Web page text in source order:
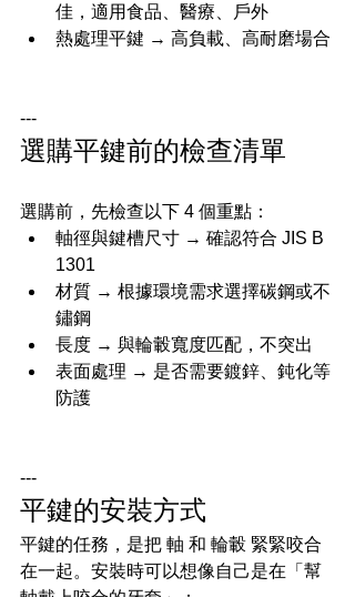
佳，適用食品、醫療、戶外
熱處理平鍵 → 高負載、高耐磨場合
---
選購平鍵前的檢查清單
選購前，先檢查以下 4 個重點：
軸徑與鍵槽尺寸 → 確認符合 JIS B
1301
材質 → 根據環境需求選擇碳鋼或不
鏽鋼
長度 → 與輪轂寬度匹配，不突出
表面處理 → 是否需要鍍鋅、鈍化等
防護
---
平鍵的安裝方式
平鍵的任務，是把 軸 和 輪轂 緊緊咬合
在一起。安裝時可以想像自己是在「幫